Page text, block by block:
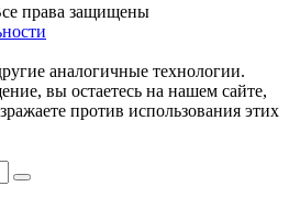
права защищены
аналогичные технологии.
вы остаетесь на нашем сайте,
против использования этих